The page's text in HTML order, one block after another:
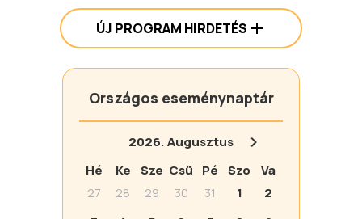
ÚJ PROGRAM HIRDETÉS
Országos eseménynaptár
2026.Augusztus
Hé
Ke Sze Csü Pé Szo
Va
27
28 29 30 31 1
2